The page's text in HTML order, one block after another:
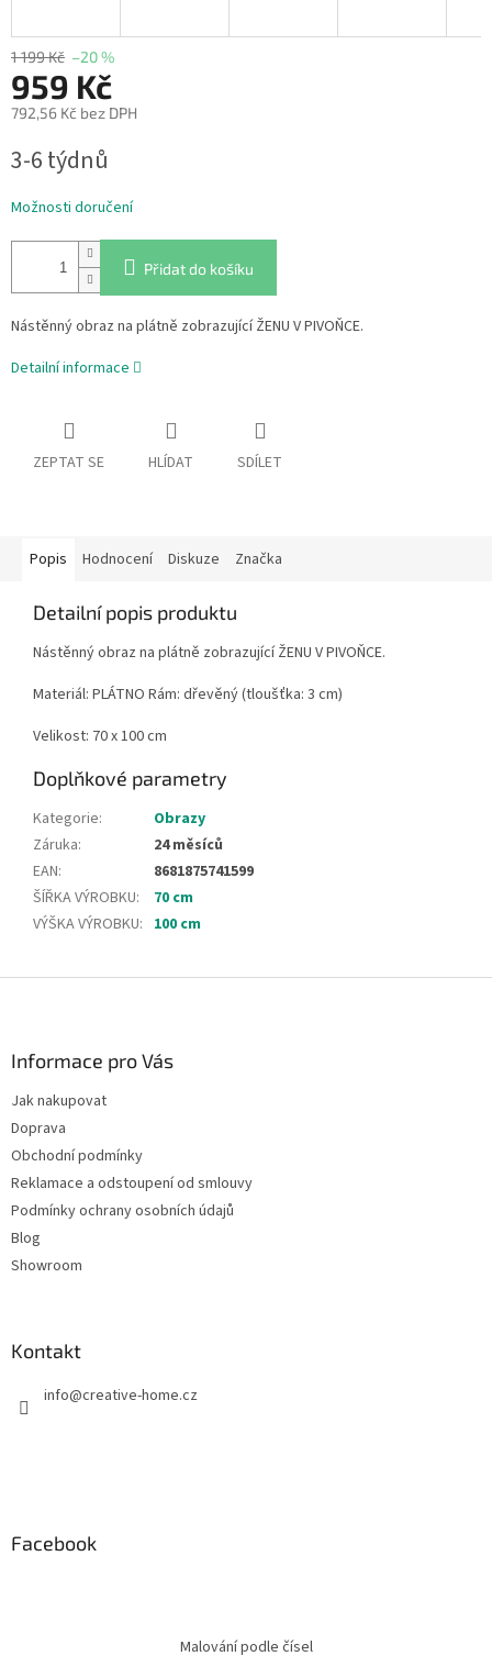
1 199 Kč –20 %
959 Kč
792,56 Kč bez DPH
cena:
3-6 týdnů
Možnosti doručení
Přidat do košíku
Nástěnný obraz na plátně zobrazující ŽENU V PIVOŇCE.
Detailní informace
ZEPTAT SE HLÍDAT SDÍLET
Popis Hodnocení Diskuze Značka
Detailní popis produktu
Nástěnný obraz na plátně zobrazující ŽENU V PIVOŇCE.
Materiál: PLÁTNO Rám: dřevěný (tloušťka: 3 cm)
Velikost: 70 x 100 cm
Doplňkové parametry
Kategorie:
Obrazy
Záruka:
24 měsíců
EAN:
8681875741599
ŠÍŘKA VÝROBKU:
70 cm
VÝŠKA VÝROBKU: 100 cm
Informace pro Vás
Jak nakupovat
Doprava
Obchodní podmínky
Reklamace a odstoupení od smlouvy
Podmínky ochrany osobních údajů
Blog
Showroom
Kontakt
info@creative-home.cz
Facebook
Malování podle čísel